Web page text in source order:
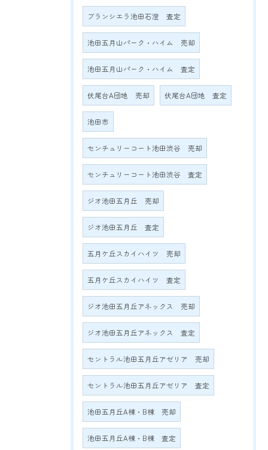
ブランシエラ池田石澄 査定
池田五月山パーク・ハイム 売却
池田五月山パーク・ハイム 査定
伏尾台A団地 売却 伏尾台A団地 査定
池田市
センチュリーコート池田渋谷 売却
センチュリーコート池田渋谷 査定
ジオ池田五月丘 売却
ジオ池田五月丘 査定
五月ケ丘スカイハイツ 売却
五月ケ丘スカイハイツ 査定
ジオ池田五月丘アネックス 売却
ジオ池田五月丘アネックス 査定
セントラル池田五月丘アゼリア 売却
セントラル池田五月丘アゼリア 査定
池田五月丘A棟・B棟 売却
池田五月丘A棟・B棟 査定